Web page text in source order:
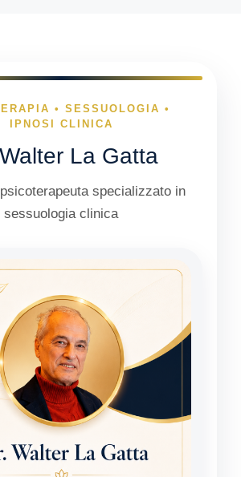
• SESSUOLOGIA •
IPNOSI CLINICA
La Gatta
specializzato in
sessuologia clinica